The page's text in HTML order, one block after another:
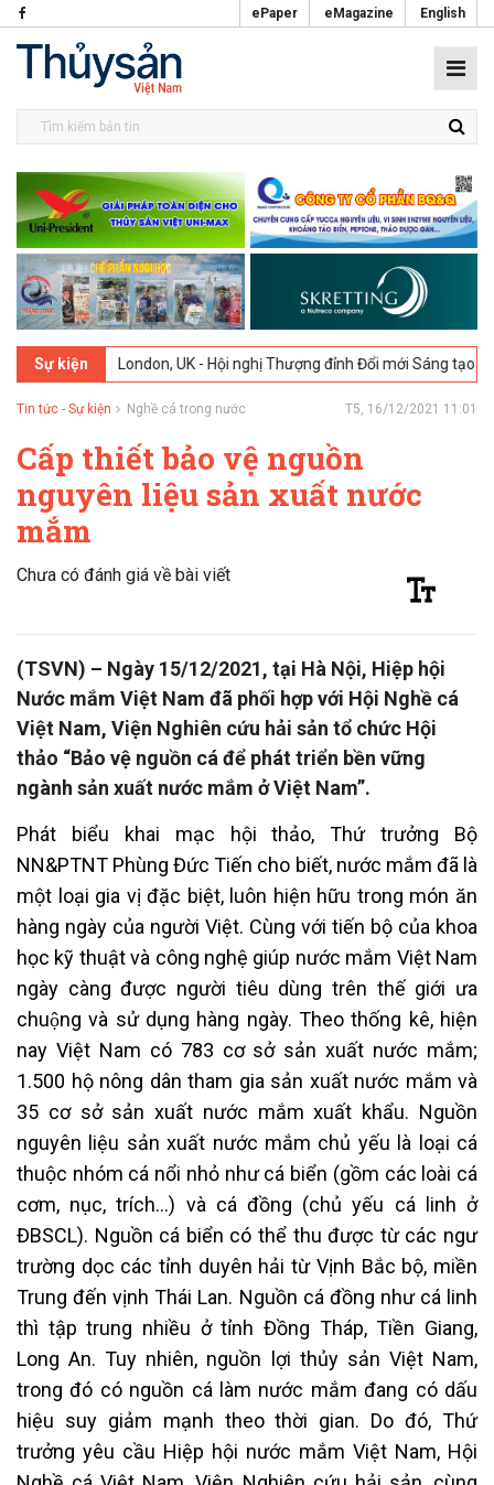
ePaper eMagazine English
Sự kiện
2026 London, UK - Hội nghị Thượng đỉnh Đổi mới Sáng tạo trong
Tin tức - Sự kiện Nghề cá trong nước T5, 16/12/2021 11:01
Cấp thiết bảo vệ nguồn
nguyên liệu sản xuất nước
mắm
Chưa có đánh giá về bài viết
(TSVN) – Ngày 15/12/2021, tại Hà Nội, Hiệp hội
Nước mắm Việt Nam đã phối hợp với Hội Nghề cá
Việt Nam, Viện Nghiên cứu hải sản tổ chức Hội
thảo “Bảo vệ nguồn cá để phát triển bền vững
ngành sản xuất nước mắm ở Việt Nam”.
Phát biểu khai mạc hội thảo, Thứ trưởng Bộ
NN&PTNT Phùng Đức Tiến cho biết, nước mắm đã là
một loại gia vị đặc biệt, luôn hiện hữu trong món ăn
hàng ngày của người Việt. Cùng với tiến bộ của khoa
học kỹ thuật và công nghệ giúp nước mắm Việt Nam
ngày càng được người tiêu dùng trên thế giới ưa
chuộng và sử dụng hàng ngày. Theo thống kê, hiện
nay Việt Nam có 783 cơ sở sản xuất nước mắm;
1.500 hộ nông dân tham gia sản xuất nước mắm và
35 cơ sở sản xuất nước mắm xuất khẩu. Nguồn
nguyên liệu sản xuất nước mắm chủ yếu là loại cá
thuộc nhóm cá nổi nhỏ như cá biển (gồm các loài cá
cơm, nục, trích…) và cá đồng (chủ yếu cá linh ở
ĐBSCL). Nguồn cá biển có thể thu được từ các ngư
trường dọc các tỉnh duyên hải từ Vịnh Bắc bộ, miền
Trung đến vịnh Thái Lan. Nguồn cá đồng như cá linh
thì tập trung nhiều ở tỉnh Đồng Tháp, Tiền Giang,
Long An. Tuy nhiên, nguồn lợi thủy sản Việt Nam,
trong đó có nguồn cá làm nước mắm đang có dấu
hiệu suy giảm mạnh theo thời gian. Do đó, Thứ
trưởng yêu cầu Hiệp hội nước mắm Việt Nam, Hội